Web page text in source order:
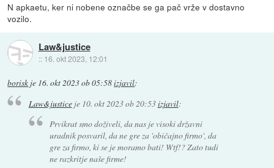
N apkaetu, ker ni nobene označbe se ga pač vrže v dostavno
vozilo.
Law&justice
:: 16. okt 2023, 12:01
borisk je 16. okt 2023 ob 05:58izjavil:
Law&justiceje 10. okt 2023 ob 20:53izjavil:
Prvikrat smo doživeli, da nas je visoki državni
uradnik posvaril, da ne gre za 'običajno firmo', da
gre za firmo, ki se je moramo bati! Wtf!? Zato tudi
ne razkritje naše firme!